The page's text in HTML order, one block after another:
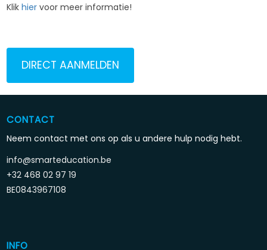
Klikhier voor meer informatie!
DIRECT AANMELDEN
CONTACT
Neem contact met ons op als u andere hulp nodig hebt.
info@smarteducation.be
+32 468 02 97 19
BE0843967108
INFO